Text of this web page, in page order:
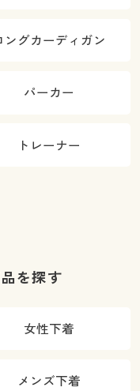
ングカーディガン
パーカー
トレーナー
を探す
女性下着
メンズ下着